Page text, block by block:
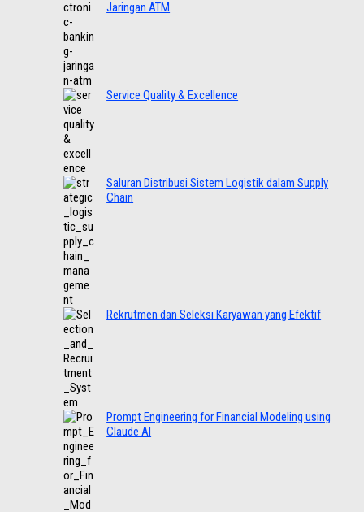
Jaringan ATM
Service Quality & Excellence
Saluran Distribusi Sistem Logistik dalam Supply
Chain
Rekrutmen dan Seleksi Karyawan yang Efektif
Prompt Engineering for Financial Modeling using
Claude AI